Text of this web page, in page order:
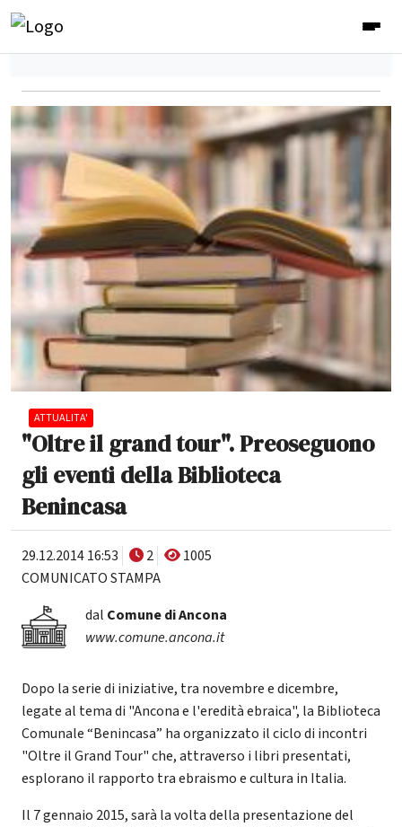
ATTUALITA'
"Oltre il grand tour". Preoseguono
gli eventi della Biblioteca
Benincasa
29.12.2014 16:53 2
1005
COMUNICATO STAMPA
dal Comune di Ancona
www.comune.ancona.it
Dopo la serie di iniziative, tra novembre e dicembre,
legate al tema di "Ancona e l'eredità ebraica", la Biblioteca
Comunale “Benincasa” ha organizzato il ciclo di incontri
"Oltre il Grand Tour" che, attraverso i libri presentati,
esplorano il rapporto tra ebraismo e cultura in Italia.
Il 7 gennaio 2015, sarà la volta della presentazione del